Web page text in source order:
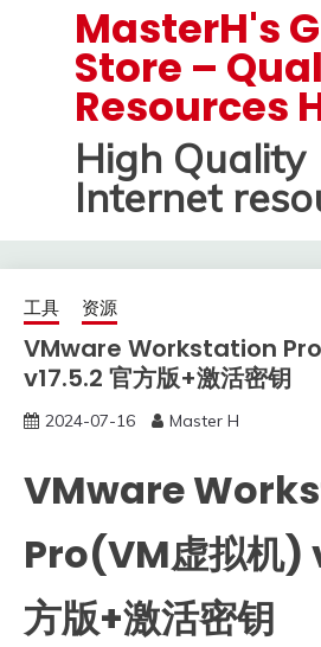
MasterH's
Store –
Resources
High Quality
Internet
工具 资源
VMware Workstation
v17.5.2 官方版+激活密钥
2024-07-16 Master H
VMware
Pro(VM虚拟机)
方版+激活密钥